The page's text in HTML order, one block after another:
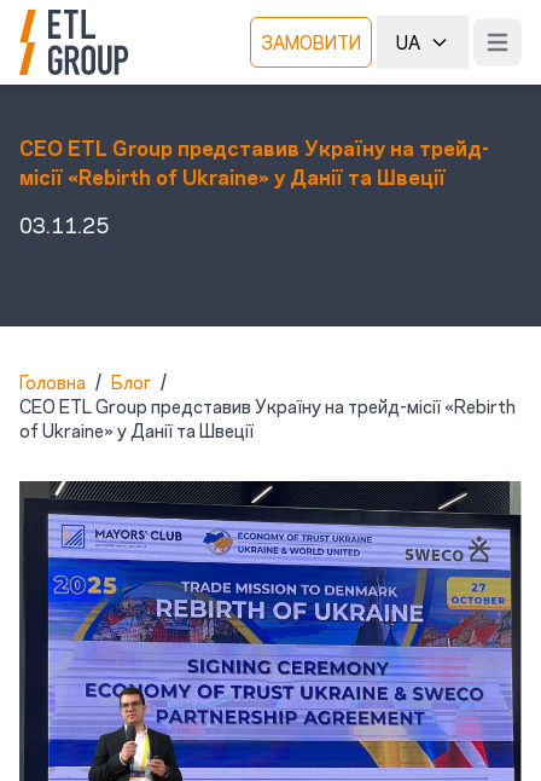
ЗАМОВИТИ UA Open
CEO ETL Group представив Україну на трейд-
місії «Rebirth of Ukraine» у Данії та Швеції
03.11.25
Головна / Блог /
CEO ETL Group представив Україну на трейд-місії «Rebirth
of Ukraine» у Данії та Швеції